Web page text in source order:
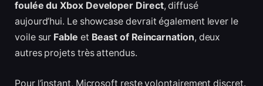
foulée du Xbox Developer Direct, diffusé
aujourd’hui. Le showcase devrait également lever le
voile sur Fable et Beast of Reincarnation, deux
autres projets très attendus.
Pour l’instant, Microsoft reste volontairement discret.